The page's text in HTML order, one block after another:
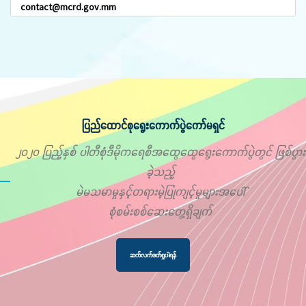
contact@mcrd.gov.mm
ပြည်ထောင်စုရွေးကောက်ပွဲကော်မရှင်
၂၀၂၀ ပြည့်နှစ် ပါတီစုံဒီမိုကရေစီအထွေထွေရွေးကောက်ပွဲတွင် ဖြစ်ပွား
ခဲ့သည့်
မဲမသမာမှုနှင့်တရားမဲ့ပြုကျင့်မှုများအပေါ်
စုံစမ်းစစ်ဆေးတွေ့ရှိချက်
ဆက်လက်ဖတ်ရှုပါရန်